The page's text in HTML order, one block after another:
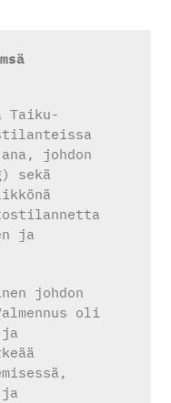
Taiku-
johdon
sekä
ja
johdon
oli
ja